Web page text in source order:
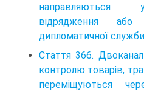
направляються
відрядження
дипломатичної
Стаття 366.
контролю товарів,
пе­реміщуються